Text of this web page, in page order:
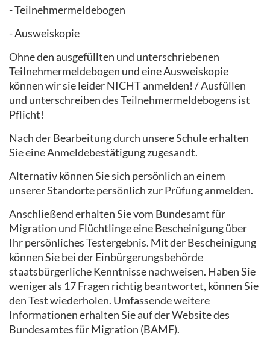
- Teilnehmermeldebogen
- Ausweiskopie
Ohne den ausgefüllten und unterschriebenen
Teilnehmermeldebogen und eine Ausweiskopie
können wir sie leider NICHT anmelden! / Ausfüllen
und unterschreiben des Teilnehmermeldebogens ist
Pflicht!
Nach der Bearbeitung durch unsere Schule erhalten
Sie eine Anmeldebestätigung zugesandt.
Alternativ können Sie sich persönlich an einem
unserer Standorte persönlich zur Prüfung anmelden.
Anschließend erhalten Sie vom Bundesamt für
Migration und Flüchtlinge eine Bescheinigung über
Ihr persönliches Testergebnis. Mit der Bescheinigung
können Sie bei der Einbürgerungsbehörde
staatsbürgerliche Kenntnisse nachweisen. Haben Sie
weniger als 17 Fragen richtig beantwortet, können Sie
den Test wiederholen. Umfassende weitere
Informationen erhalten Sie auf der Website des
Bundesamtes für Migration (BAMF).